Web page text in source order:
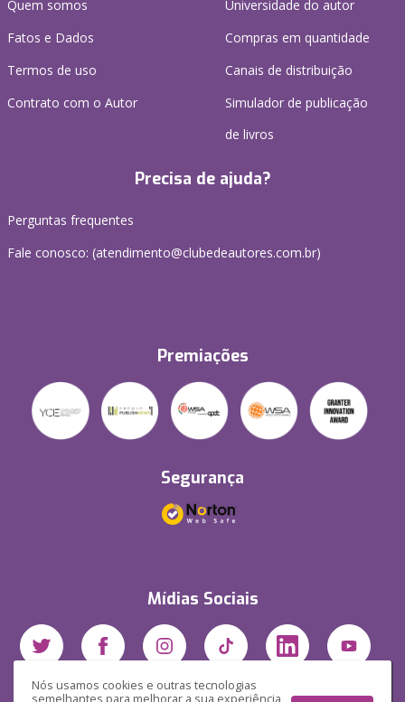
Nós usamos cookies e outras tecnologias
semelhantes para melhorar a sua experiência
Quem somos
Fatos e Dados
Termos de uso
Contrato com o Autor
Universidade do autor
Compras em quantidade
Canais de distribuição
Simulador de publicação
de livros
Precisa de ajuda?
Perguntas frequentes
Fale conosco: (atendimento@clubedeautores.com.br)
Premiações
Segurança
Mídias Sociais